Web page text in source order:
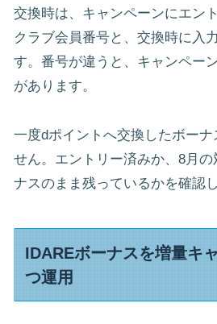
交換時は、キャンペーンにエン
クラブ会員番号と、交換時に入
す。番号が違うと、キャンペー
があります。
一度dポイントへ交換したボーナ
せん。エントリー済みか、8月
ナスのまま残っているかを確認
IDAREボーナスを増量キ
つ運用